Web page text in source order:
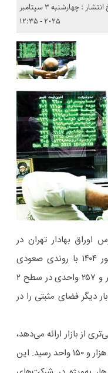
تاریخ انتشار : چهارشنبه 3 سپتامبر
2025 - 12:35
اوراق بهادار تهران در
معاملات صبح امروز چهارشنبه ۱۲ شهریور ۱۴۰۴ با روندی صعودی
همراه شد. شاخص کل با جهش ۳۴ هزار و ۲۵۷ واحدی در سطح ۲
ایستاد و بار دیگر فضای مثبتی را در
از بازار ارائه می‌دهد،
با رشد ۴ هزار و ۷۳۹ واحدی به عدد ۷۷۰ هزار و ۱۵۰ واحد رسید. این